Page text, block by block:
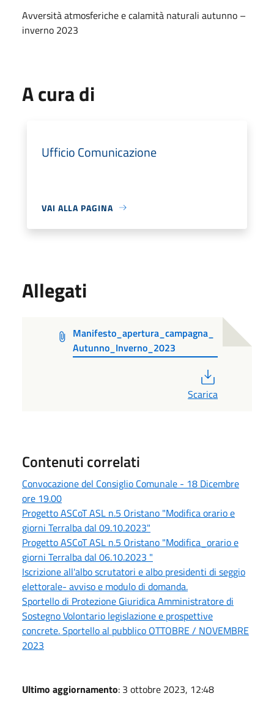
Avversità atmosferiche e calamità naturali autunno –
inverno 2023
A cura di
Ufficio Comunicazione
VAI ALLA PAGINA
Allegati
Manifesto_apertura_campagna_
Autunno_Inverno_2023
Scarica
Contenuti correlati
Convocazione del Consiglio Comunale - 18 Dicembre
ore 19.00
Progetto ASCoT ASL n.5 Oristano "Modifica orario e
giorni Terralba dal 09.10.2023"
Progetto ASCoT ASL n.5 Oristano "Modifica_orario e
giorni Terralba dal 06.10.2023 "
Iscrizione all'albo scrutatori e albo presidenti di seggio
elettorale- avviso e modulo di domanda.
Sportello di Protezione Giuridica Amministratore di
Sostegno Volontario legislazione e prospettive
concrete. Sportello al pubblico OTTOBRE / NOVEMBRE
2023
Ultimo aggiornamento: 3 ottobre 2023, 12:48